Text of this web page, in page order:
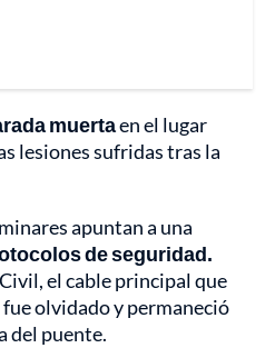
muertaen el lugar
lesiones sufridas tras la
apuntan a una
de seguridad.
el cable principal que
olvidado y permaneció
del puente.